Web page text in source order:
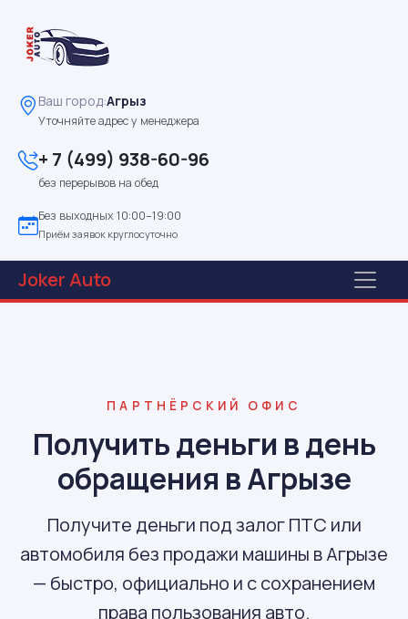
Ваш город:Агрыз
Уточняйте адрес у менеджера
+ 7 (499) 938-60-96
без перерывов на обед
Без выходных 10:00–19:00
Приём заявок круглосуточно
JokerAuto
ПАРТНЁРСКИЙ ОФИС
Получить деньги в день
обращения в Агрызе
Получите деньги под залог ПТС или
автомобиля без продажи машины в Агрызе
— быстро, официально и с сохранением
права пользования авто.